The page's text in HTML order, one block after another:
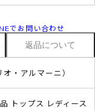
でお問い合わせ
返品について
・アルマーニ）
トップス レディース